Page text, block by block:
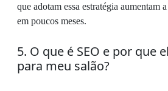
que adotam essa estratégia aumentam
em poucos meses.
5. O que é SEO e por que
para meu salão?